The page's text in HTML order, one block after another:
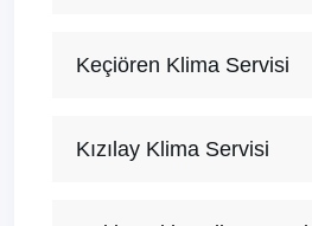
Keçiören Klima Servisi
Kızılay Klima Servisi